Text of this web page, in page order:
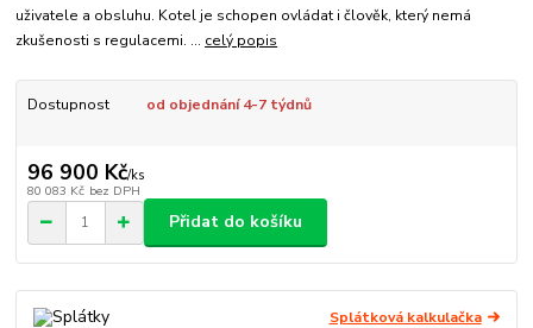
uživatele a obsluhu. Kotel je schopen ovládat i člověk, který nemá
zkušenosti s regulacemi. ... celý popis
Dostupnost od objednání 4-7 týdnů
96 900 Kč/ks
80 083 Kč bez DPH
Přidat do košíku
Splátková kalkulačka